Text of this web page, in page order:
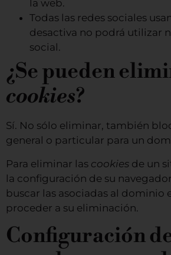
la web.
Todas las redes sociales
desactiva no podrá utilizar
social.
¿Se pueden
cookies?
Sí. No sólo eliminar, también
general o particular para un
Para eliminar las cookies de un
la configuración de su
buscar las asociadas al dominio
proceder a su eliminación.
Configuración